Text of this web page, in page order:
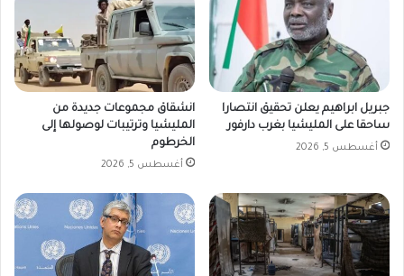
جبريل ابراهيم يعلن تحقيق انتصارا
ساحقا على المليشيا بغرب دارفور
أغسطس 5, 2026
انشقاق مجموعات جديدة من
المليشيا وترتيبات لوصولها إلى
الخرطوم
أغسطس 5, 2026